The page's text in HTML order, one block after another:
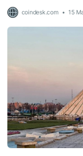
coindesk.com 15